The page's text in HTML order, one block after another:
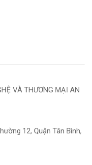
VÀ THƯƠNG MẠI AN
12, Quận Tân Bình,